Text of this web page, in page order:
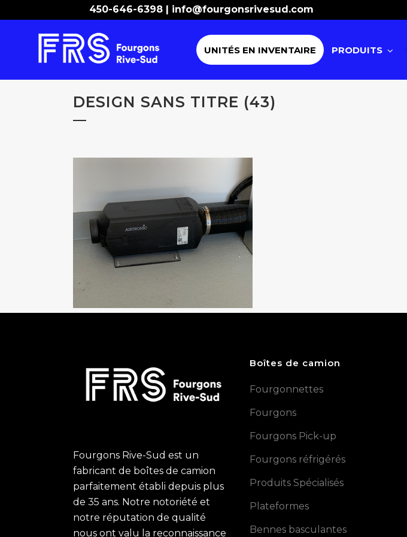
450-646-6398 | info@fourgonsrivesud.com
UNITÉS EN INVENTAIRE PRODUITS
DESIGN SANS TITRE (43)
Fourgons Rive-Sud est un
fabricant de boîtes de camion
parfaitement établi depuis plus
de 35 ans. Notre notoriété et
notre réputation de qualité
nous ont valu la reconnaissance
Boîtes de camion
Fourgonnettes
Fourgons
Fourgons Pick-up
Fourgons réfrigérés
Produits Spécialisés
Plateformes
Bennes basculantes